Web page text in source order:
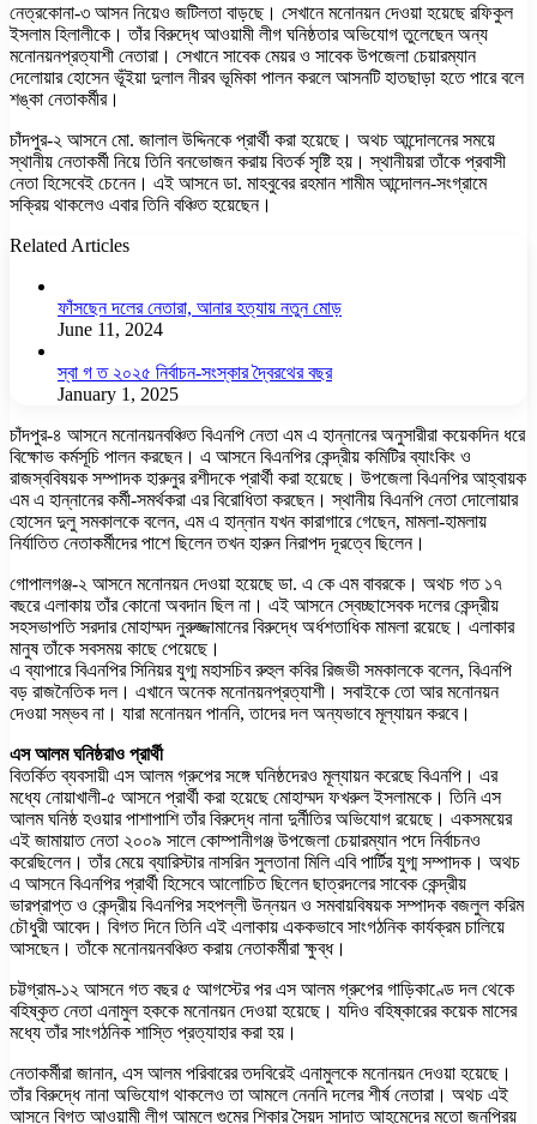
নেত্রকোনা-৩ আসন নিয়েও জটিলতা বাড়ছে। সেখানে মনোনয়ন দেওয়া হয়েছে রফিকুল
ইসলাম হিলালীকে। তাঁর বিরুদ্ধে আওয়ামী লীগ ঘনিষ্ঠতার অভিযোগ তুলেছেন অন্য
মনোনয়নপ্রত্যাশী নেতারা। সেখানে সাবেক মেয়র ও সাবেক উপজেলা চেয়ারম্যান
দেলোয়ার হোসেন ভূঁইয়া দুলাল নীরব ভূমিকা পালন করলে আসনটি হাতছাড়া হতে পারে বলে
শঙ্কা নেতাকর্মীর।
চাঁদপুর-২ আসনে মো. জালাল উদ্দিনকে প্রার্থী করা হয়েছে। অথচ আন্দোলনের সময়ে
স্থানীয় নেতাকর্মী নিয়ে তিনি বনভোজন করায় বিতর্ক সৃষ্টি হয়। স্থানীয়রা তাঁকে প্রবাসী
নেতা হিসেবেই চেনেন। এই আসনে ডা. মাহবুবের রহমান শামীম আন্দোলন-সংগ্রামে
সক্রিয় থাকলেও এবার তিনি বঞ্চিত হয়েছেন।
Related Articles
ফাঁসছেন দলের নেতারা, আনার হত্যায় নতুন মোড়
June 11, 2024
স্বা গ ত ২০২৫ নির্বাচন-সংস্কার দ্বৈরথের বছর
January 1, 2025
চাঁদপুর-৪ আসনে মনোনয়নবঞ্চিত বিএনপি নেতা এম এ হান্নানের অনুসারীরা কয়েকদিন ধরে
বিক্ষোভ কর্মসূচি পালন করছেন। এ আসনে বিএনপির কেন্দ্রীয় কমিটির ব্যাংকিং ও
রাজস্ববিষয়ক সম্পাদক হারুনুর রশীদকে প্রার্থী করা হয়েছে। উপজেলা বিএনপির আহ্বায়ক
এম এ হান্নানের কর্মী-সমর্থকরা এর বিরোধিতা করছেন। স্থানীয় বিএনপি নেতা দোলোয়ার
হোসেন দুলু সমকালকে বলেন, এম এ হান্নান যখন কারাগারে গেছেন, মামলা-হামলায়
নির্যাতিত নেতাকর্মীদের পাশে ছিলেন তখন হারুন নিরাপদ দূরত্বে ছিলেন।
গোপালগঞ্জ-২ আসনে মনোনয়ন দেওয়া হয়েছে ডা. এ কে এম বাবরকে। অথচ গত ১৭
বছরে এলাকায় তাঁর কোনো অবদান ছিল না। এই আসনে স্বেচ্ছাসেবক দলের কেন্দ্রীয়
সহসভাপতি সরদার মোহাম্মদ নুরুজ্জামানের বিরুদ্ধে অর্ধশতাধিক মামলা রয়েছে। এলাকার
মানুষ তাঁকে সবসময় কাছে পেয়েছে।
এ ব্যাপারে বিএনপির সিনিয়র যুগ্ম মহাসচিব রুহুল কবির রিজভী সমকালকে বলেন, বিএনপি
বড় রাজনৈতিক দল। এখানে অনেক মনোনয়নপ্রত্যাশী। সবাইকে তো আর মনোনয়ন
দেওয়া সম্ভব না। যারা মনোনয়ন পাননি, তাদের দল অন্যভাবে মূল্যায়ন করবে।
এস আলম ঘনিষ্ঠরাও প্রার্থী
বিতর্কিত ব্যবসায়ী এস আলম গ্রুপের সঙ্গে ঘনিষ্ঠদেরও মূল্যায়ন করেছে বিএনপি। এর
মধ্যে নোয়াখালী-৫ আসনে প্রার্থী করা হয়েছে মোহাম্মদ ফখরুল ইসলামকে। তিনি এস
আলম ঘনিষ্ঠ হওয়ার পাশাপাশি তাঁর বিরুদ্ধে নানা দুর্নীতির অভিযোগ রয়েছে। একসময়ের
এই জামায়াত নেতা ২০০৯ সালে কোম্পানীগঞ্জ উপজেলা চেয়ারম্যান পদে নির্বাচনও
করেছিলেন। তাঁর মেয়ে ব্যারিস্টার নাসরিন সুলতানা মিলি এবি পার্টির যুগ্ম সম্পাদক। অথচ
এ আসনে বিএনপির প্রার্থী হিসেবে আলোচিত ছিলেন ছাত্রদলের সাবেক কেন্দ্রীয়
ভারপ্রাপ্ত ও কেন্দ্রীয় বিএনপির সহপল্লী উন্নয়ন ও সমবায়বিষয়ক সম্পাদক বজলুল করিম
চৌধুরী আবেদ। বিগত দিনে তিনি এই এলাকায় এককভাবে সাংগঠনিক কার্যক্রম চালিয়ে
আসছেন। তাঁকে মনোনয়নবঞ্চিত করায় নেতাকর্মীরা ক্ষুব্ধ।
চট্টগ্রাম-১২ আসনে গত বছর ৫ আগস্টের পর এস আলম গ্রুপের গাড়িকাণ্ডে দল থেকে
বহিষ্কৃত নেতা এনামুল হককে মনোনয়ন দেওয়া হয়েছে। যদিও বহিষ্কারের কয়েক মাসের
মধ্যে তাঁর সাংগঠনিক শাস্তি প্রত্যাহার করা হয়।
নেতাকর্মীরা জানান, এস আলম পরিবারের তদবিরেই এনামুলকে মনোনয়ন দেওয়া হয়েছে।
তাঁর বিরুদ্ধে নানা অভিযোগ থাকলেও তা আমলে নেননি দলের শীর্ষ নেতারা। অথচ এই
আসনে বিগত আওয়ামী লীগ আমলে গুমের শিকার সৈয়দ সাদাত আহমেদের মতো জনপ্রিয়